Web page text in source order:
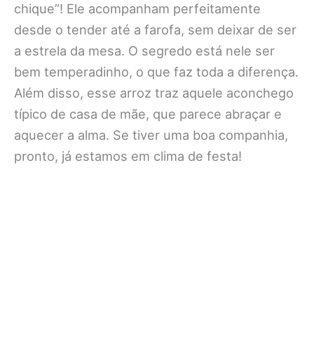
chique”! Ele acompanham perfeitamente
desde o tender até a farofa, sem deixar de ser
a estrela da mesa. O segredo está nele ser
bem temperadinho, o que faz toda a diferença.
Além disso, esse arroz traz aquele aconchego
típico de casa de mãe, que parece abraçar e
aquecer a alma. Se tiver uma boa companhia,
pronto, já estamos em clima de festa!